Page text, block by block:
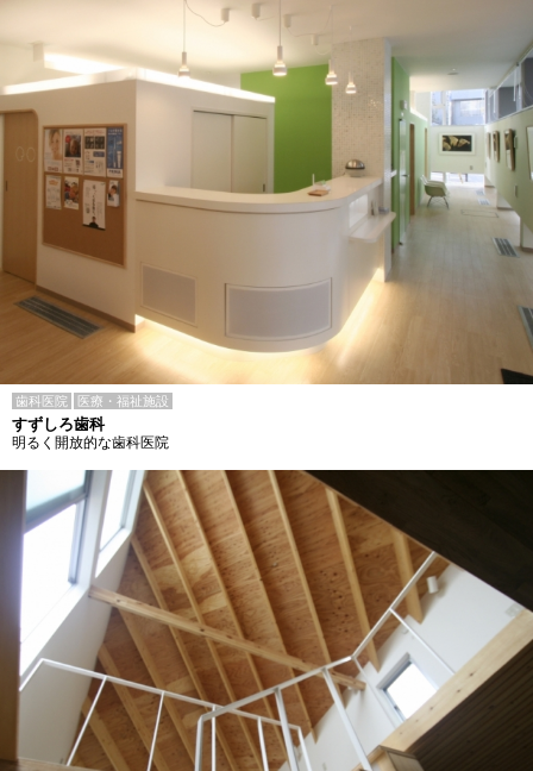
歯科医院 医療・福祉施設
すずしろ歯科
明るく開放的な歯科医院